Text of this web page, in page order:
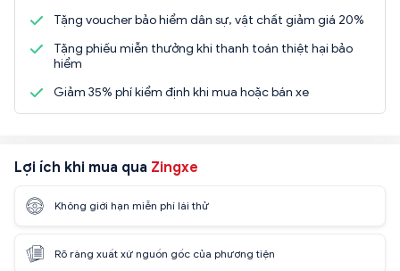
Tặng voucher bảo hiểm dân sự, vật chất giảm giá 20%
Tặng phiếu miễn thưởng khi thanh toán thiệt hại bảo
hiểm
Giảm 35% phí kiểm định khi mua hoặc bán xe
Lợi ích khi mua qua Zingxe
Không giới hạn miễn phí lái thử
Rõ ràng xuất xứ nguồn gốc của phương tiện